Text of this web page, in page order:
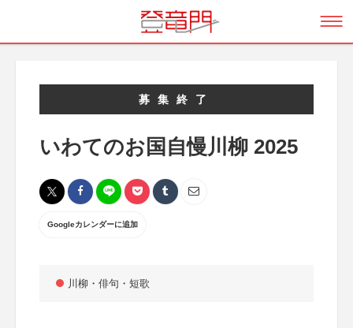
募集終了
いわてのお国自慢川柳 2025
Googleカレンダーに追加
川柳・俳句・短歌